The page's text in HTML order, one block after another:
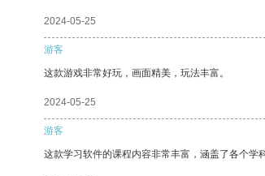
2024-05-25
游客
这款游戏非常好玩，画面精美，玩法丰富。
2024-05-25
游客
这款学习软件的课程内容非常丰富，涵盖了各个学